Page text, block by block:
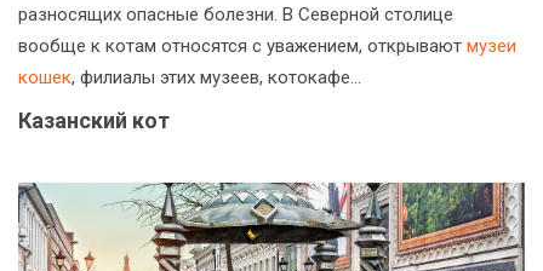
разносящих опасные болезни. В Северной столице
вообще к котам относятся с уважением, открывают музеи
кошек, филиалы этих музеев, котокафе…
Казанский кот